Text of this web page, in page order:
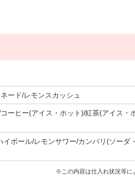
ード/レモンスカッシュ
ーヒー(アイス・ホット)/紅茶(アイス・
ボール/レモンサワー/カンパリ(ソーダ
※この内容は仕入れ状況等に